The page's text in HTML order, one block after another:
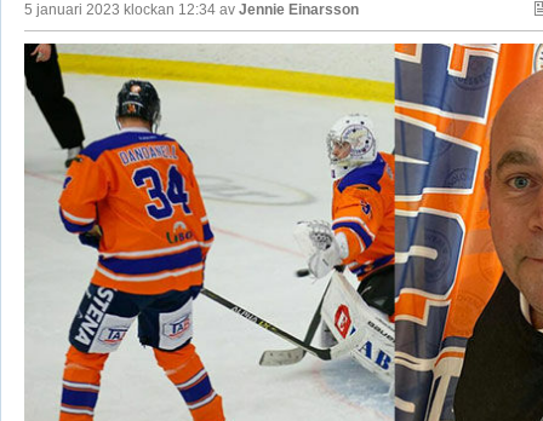
5 januari 2023 klockan 12:34 av Jennie Einarsson